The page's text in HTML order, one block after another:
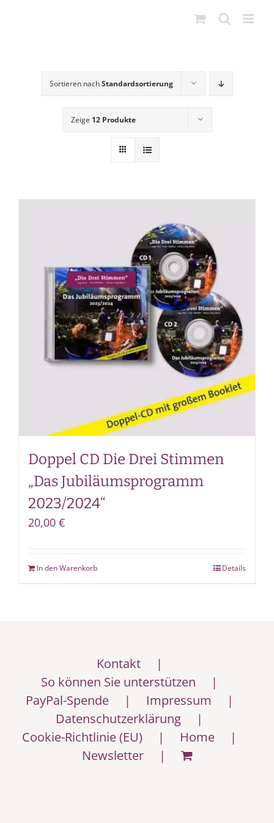
Sortieren nachStandardsortierung
Zeige 12 Produkte
Doppel CD Die Drei Stimmen
„Das Jubiläumsprogramm
2023/2024“
20,00 €
In den Warenkorb Details
Kontakt
So können Sie unterstützen
PayPal-Spende
Impressum
Datenschutzerklärung
Cookie-Richtlinie (EU)
Home
Newsletter